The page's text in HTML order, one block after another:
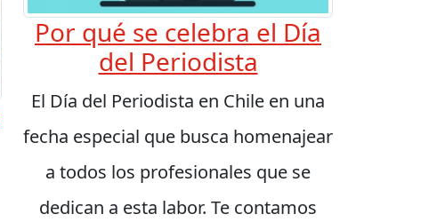
Por qué se celebra el Día
del Periodista
El Día del Periodista en Chile en una
fecha especial que busca homenajear
a todos los profesionales que se
dedican a esta labor. Te contamos